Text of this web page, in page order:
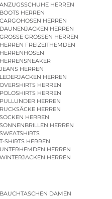
ANZUGSSCHUHE HERREN
BOOTS HERREN
CARGOHOSEN HERREN
DAUNENJACKEN HERREN
GROSSE GRÖSSEN HERREN
HERREN FREIZEITHEMDEN
HERRENHOSEN
HERRENSNEAKER
JEANS HERREN
LEDERJACKEN HERREN
OVERSHIRTS HERREN
POLOSHIRTS HERREN
PULLUNDER HERREN
RUCKSÄCKE HERREN
SOCKEN HERREN
SONNENBRILLEN HERREN
SWEATSHIRTS
T-SHIRTS HERREN
UNTERHEMDEN HERREN
WINTERJACKEN HERREN
BAUCHTASCHEN DAMEN